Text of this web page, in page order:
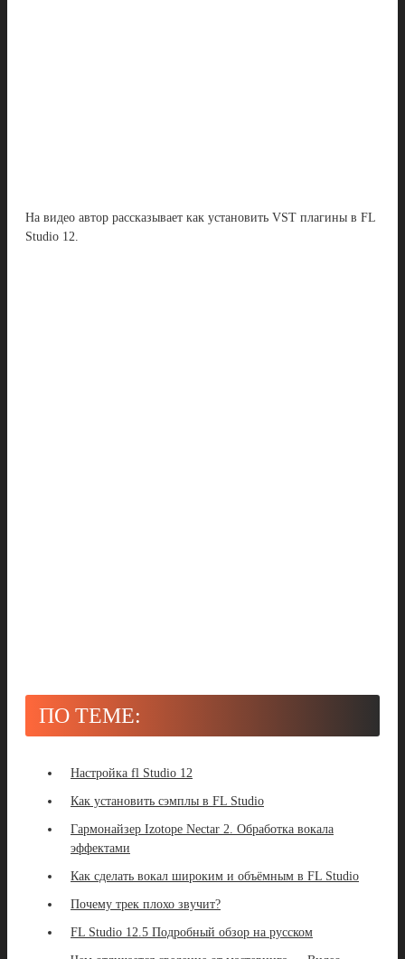
На видео автор рассказывает как установить VST плагины в FL
Studio 12.
ПО ТЕМЕ:
Настройка fl Studio 12
Как установить сэмплы в FL Studio
Гармонайзер Izotope Nectar 2. Обработка вокала
эффектами
Как сделать вокал широким и объёмным в FL Studio
Почему трек плохо звучит?
FL Studio 12.5 Подробный обзор на русском